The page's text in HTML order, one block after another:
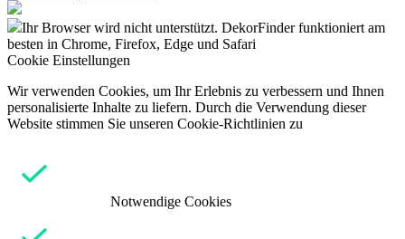
Ihr Browser wird nicht unterstützt. DekorFinder funktioniert am
besten in Chrome, Firefox, Edge und Safari
Cookie Einstellungen
Wir verwenden Cookies, um Ihr Erlebnis zu verbessern und Ihnen
personalisierte Inhalte zu liefern. Durch die Verwendung dieser
Website stimmen Sie unseren Cookie-Richtlinien zu
Notwendige Cookies